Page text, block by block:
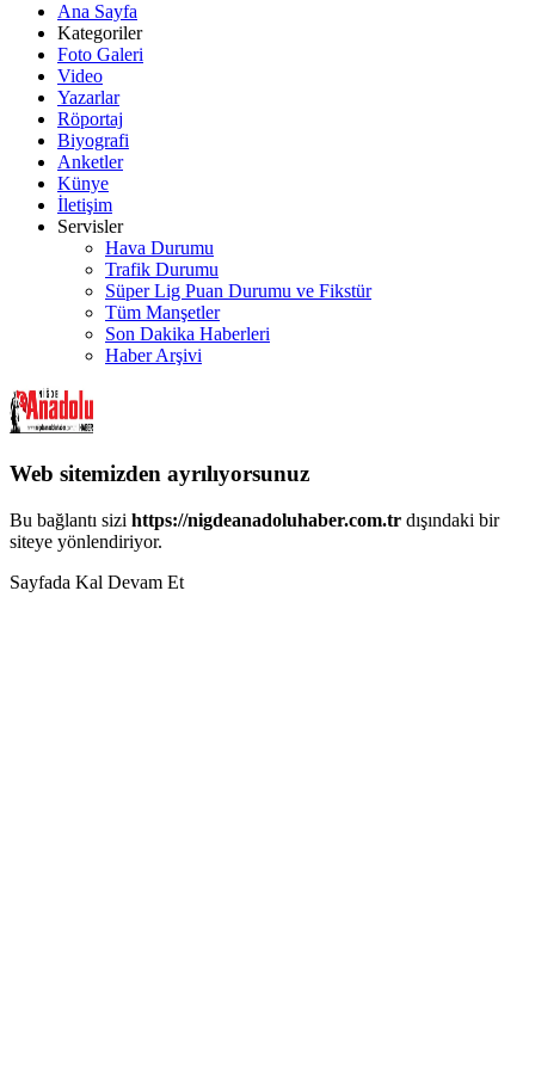
Ana Sayfa
Kategoriler
Foto Galeri
Video
Yazarlar
Röportaj
Biyografi
Anketler
Künye
İletişim
Servisler
Hava Durumu
Trafik Durumu
Süper Lig Puan Durumu ve Fikstür
Tüm Manşetler
Son Dakika Haberleri
Haber Arşivi
Web sitemizden ayrılıyorsunuz
Bu bağlantı sizi https://nigdeanadoluhaber.com.tr dışındaki bir
siteye yönlendiriyor.
Sayfada Kal Devam Et